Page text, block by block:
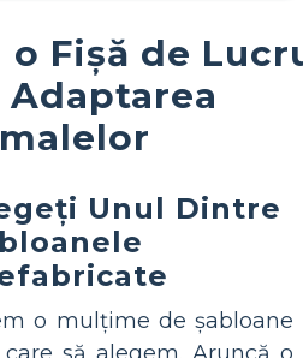
o Fișă de
Unul Dintre
o mulțime de șabloane